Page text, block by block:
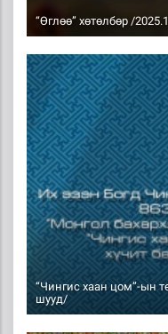
“Өглөө” хөтөлбөр /
“Чингис хаан цом”-ын
шууд/